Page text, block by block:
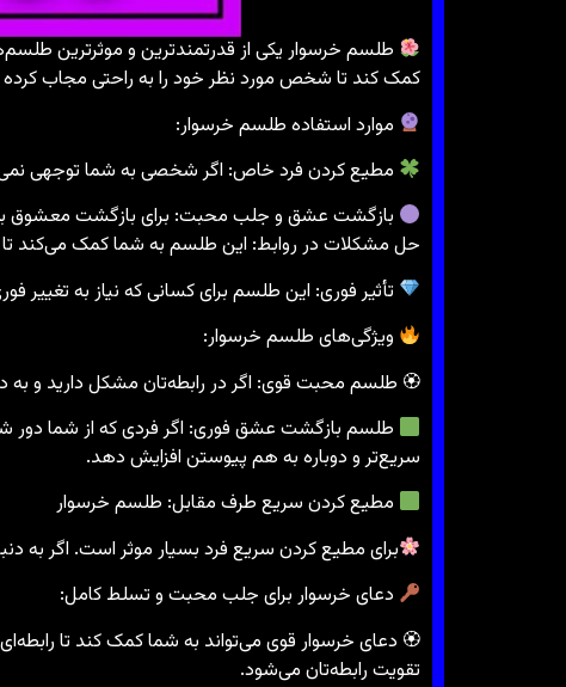
طلسم خرسوار یکی از قدرتمندترین و موثرترین
کمک کند تا شخص مورد نظر خود را به راحتی مجاب کرده و
موارد استفاده طلسم خرسوار:
مطیع کردن فرد خاص: اگر شخصی به شما توجهی
بازگشت عشق و جلب محبت: برای بازگشت معشوق به
حل مشکلات در روابط: این طلسم به شما کمک می‌کند
تأثیر فوری: این طلسم برای کسانی که نیاز به
ویژگی‌های طلسم خرسوار:
🏵 طلسم محبت قوی: اگر در رابطه‌تان مشکل دارید و
طلسم بازگشت عشق فوری: اگر فردی که از شما دور
سریع‌تر و دوباره به هم پیوستن افزایش دهد.
مطیع کردن سریع طرف مقابل: طلسم خرسوار
برای مطیع کردن سریع فرد بسیار موثر است. اگر به
دعای خرسوار برای جلب محبت و تسلط کامل:
🏵 دعای خرسوار قوی می‌تواند به شما کمک کند تا
تقویت رابطه‌تان می‌شود.